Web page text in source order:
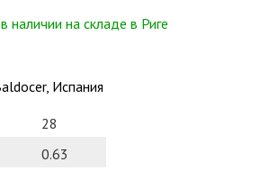
в наличии на складе в Риге
Испания
28
0.63